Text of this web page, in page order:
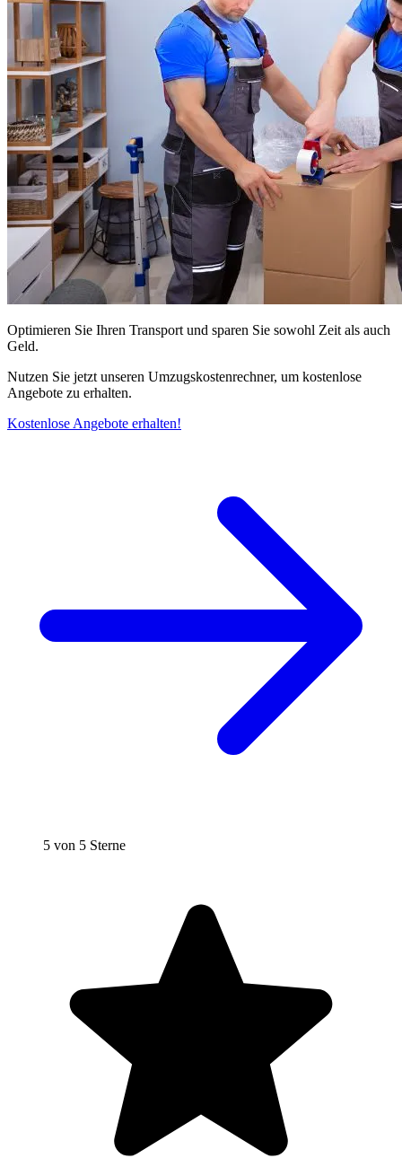
Optimieren Sie Ihren Transport und sparen Sie sowohl Zeit als auch
Geld.
Nutzen Sie jetzt unseren Umzugskostenrechner, um kostenlose
Angebote zu erhalten.
Kostenlose Angebote erhalten!
5 von 5 Sterne